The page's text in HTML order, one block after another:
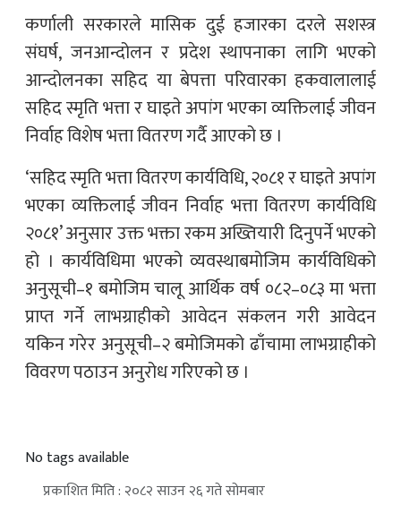
कर्णाली सरकारले मासिक दुई हजारका दरले सशस्त्र
संघर्ष, जनआन्दोलन र प्रदेश स्थापनाका लागि भएको
आन्दोलनका सहिद या बेपत्ता परिवारका हकवालालाई
सहिद स्मृति भत्ता र घाइते अपांग भएका व्यक्तिलाई जीवन
निर्वाह विशेष भत्ता वितरण गर्दै आएको छ ।
‘सहिद स्मृति भत्ता वितरण कार्यविधि, २०८१ र घाइते अपांग
भएका व्यक्तिलाई जीवन निर्वाह भत्ता वितरण कार्यविधि
२०८१’ अनुसार उक्त भक्ता रकम अख्तियारी दिनुपर्ने भएको
हो । कार्यविधिमा भएको व्यवस्थाबमोजिम कार्यविधिको
अनुसूची–१ बमोजिम चालू आर्थिक वर्ष ०८२–०८३ मा भत्ता
प्राप्त गर्ने लाभग्राहीको आवेदन संकलन गरी आवेदन
यकिन गरेर अनुसूची–२ बमोजिमको ढाँचामा लाभग्राहीको
विवरण पठाउन अनुरोध गरिएको छ ।
No tags available
प्रकाशित मिति : २०८२ साउन २६ गते सोमबार